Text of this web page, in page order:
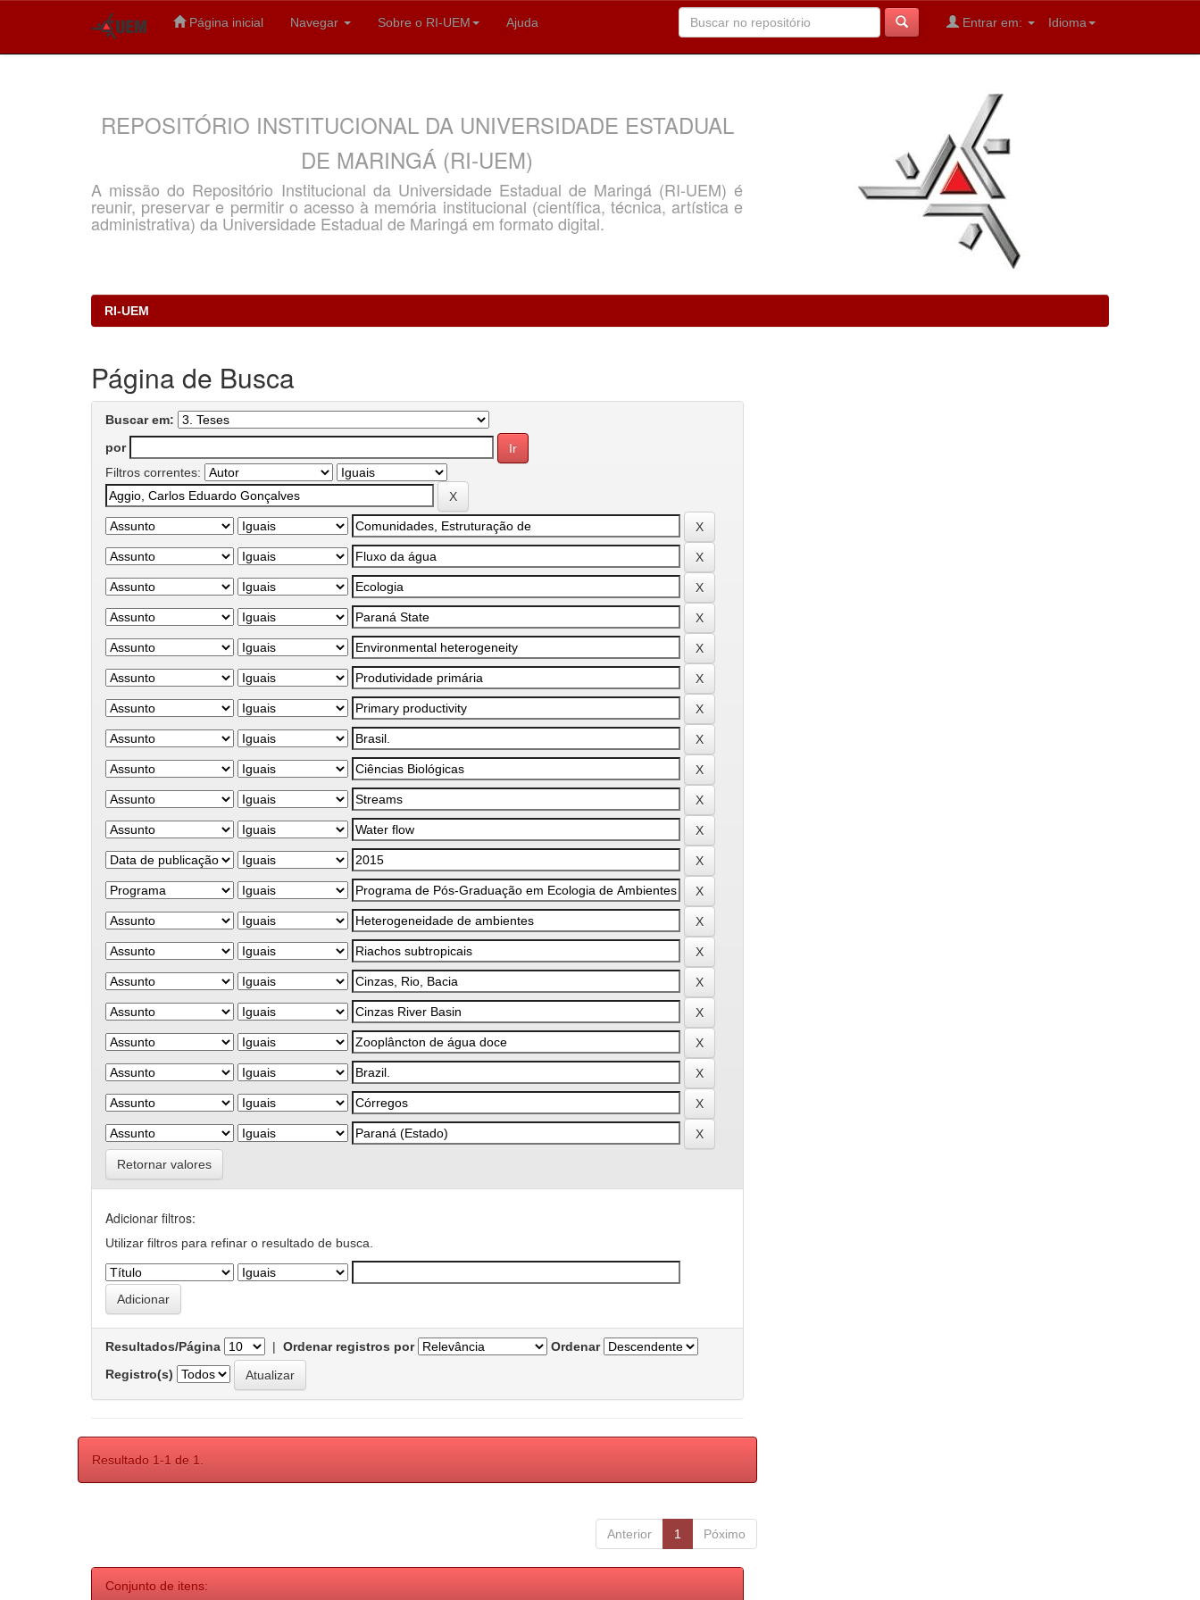
Página inicial Navegar Sobre o RI-UEM Ajuda Idioma
Entrar em:
REPOSITÓRIO INSTITUCIONAL DA UNIVERSIDADE ESTADUAL
DE MARINGÁ (RI-UEM)
A missão do Repositório Institucional da Universidade Estadual de Maringá (RI-UEM) é
reunir, preservar e permitir o acesso à memória institucional (científica, técnica, artística e
administrativa) da Universidade Estadual de Maringá em formato digital.
RI-UEM
Página de Busca
Buscar em:
por
Filtros correntes:
Retornar valores
Adicionar filtros:
Utilizar filtros para refinar o resultado de busca.
Resultados/Página | Ordenar registros por
Ordenar
Registro(s)
Resultado 1-1 de 1.
Anterior 1 Póximo
Conjunto de itens: